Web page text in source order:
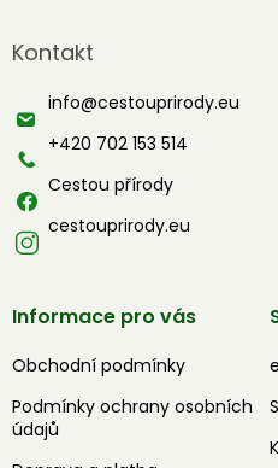
p
t
Kontakt
info@cestouprirody.eu
+420 702 153 514
Cestou přírody
cestouprirody.eu
Informace pro vás
Obchodní podmínky
Podmínky ochrany osobních
údajů